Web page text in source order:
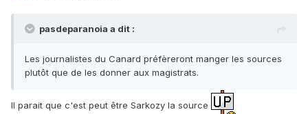
pasdeparanoia a dit :
Les journalistes du Canard préfèreront manger les sources
plutôt que de les donner aux magistrats.
Il parait que c'est peut être Sarkozy la source